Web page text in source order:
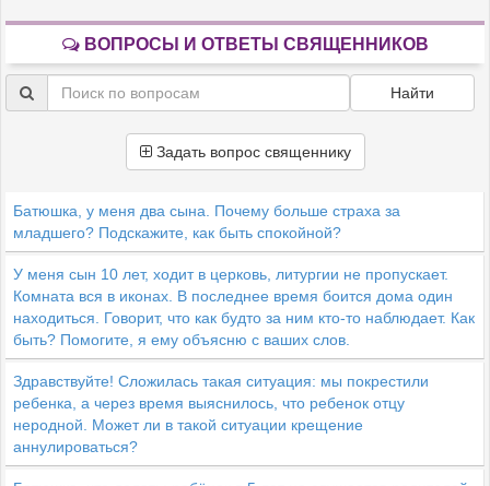
ВОПРОСЫ И ОТВЕТЫ СВЯЩЕННИКОВ
Найти
Задать вопрос священнику
Батюшка, у меня два сына. Почему больше страха за
младшего? Подскажите, как быть спокойной?
У меня сын 10 лет, ходит в церковь, литургии не пропускает.
Комната вся в иконах. В последнее время боится дома один
находиться. Говорит, что как будто за ним кто-то наблюдает. Как
быть? Помогите, я ему объясню с ваших слов.
Здравствуйте! Сложилась такая ситуация: мы покрестили
ребенка, а через время выяснилось, что ребенок отцу
неродной. Может ли в такой ситуации крещение
аннулироваться?